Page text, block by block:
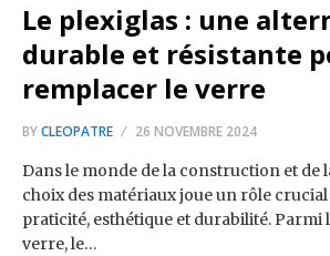
Le plexiglas : une
durable et résistante
remplacer le verre
BYCLEOPATRE 26 NOVEMBRE 2024
Dans le monde de la construction et de
choix des matériaux joue un rôle
praticité, esthétique et durabilité. Parmi
verre, le…